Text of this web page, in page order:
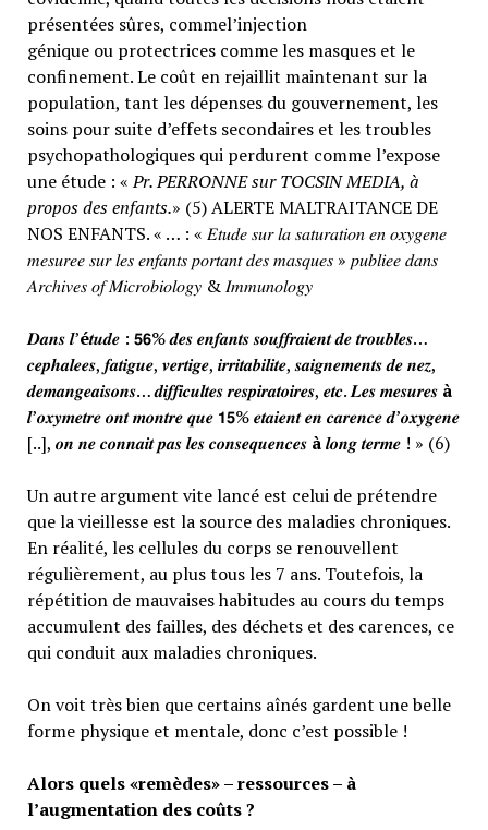
présentées sûres, commel’injection
génique ou protectrices comme les masques et le
confinement. Le coût en rejaillit maintenant sur la
population, tant les dépenses du gouvernement, les
soins pour suite d’effets secondaires et les troubles
psychopathologiques qui perdurent comme l’expose
une étude : «Pr. PERRONNE sur TOCSIN MEDIA, à
propos des enfants.» (5) ALERTE MALTRAITANCE DE
NOS ENFANTS. « … : « 𝐸𝑡𝑢𝑑𝑒 𝑠𝑢𝑟 𝑙𝑎 𝑠𝑎𝑡𝑢𝑟𝑎𝑡𝑖𝑜𝑛 𝑒𝑛 𝑜𝑥𝑦𝑔𝑒𝑛𝑒
𝑚𝑒𝑠𝑢𝑟𝑒𝑒 𝑠𝑢𝑟 𝑙𝑒𝑠 𝑒𝑛𝑓𝑎𝑛𝑡𝑠 𝑝𝑜𝑟𝑡𝑎𝑛𝑡 𝑑𝑒𝑠 𝑚𝑎𝑠𝑞𝑢𝑒𝑠 » 𝑝𝑢𝑏𝑙𝑖𝑒𝑒 𝑑𝑎𝑛𝑠
𝐴𝑟𝑐ℎ𝑖𝑣𝑒𝑠 𝑜𝑓 𝑀𝑖𝑐𝑟𝑜𝑏𝑖𝑜𝑙𝑜𝑔𝑦 & 𝐼𝑚𝑚𝑢𝑛𝑜𝑙𝑜𝑔𝑦
𝑫𝒂𝒏𝒔 𝒍’é𝒕𝒖𝒅𝒆 : 𝟱𝟲% 𝒅𝒆𝒔 𝒆𝒏𝒇𝒂𝒏𝒕𝒔 𝒔𝒐𝒖𝒇𝒇𝒓𝒂𝒊𝒆𝒏𝒕 𝒅𝒆 𝒕𝒓𝒐𝒖𝒃𝒍𝒆𝒔…
𝒄𝒆𝒑𝒉𝒂𝒍𝒆𝒆𝒔, 𝒇𝒂𝒕𝒊𝒈𝒖𝒆, 𝒗𝒆𝒓𝒕𝒊𝒈𝒆, 𝒊𝒓𝒓𝒊𝒕𝒂𝒃𝒊𝒍𝒊𝒕𝒆, 𝒔𝒂𝒊𝒈𝒏𝒆𝒎𝒆𝒏𝒕𝒔 𝒅𝒆 𝒏𝒆𝒛,
𝒅𝒆𝒎𝒂𝒏𝒈𝒆𝒂𝒊𝒔𝒐𝒏𝒔… 𝒅𝒊𝒇𝒇𝒊𝒄𝒖𝒍𝒕𝒆𝒔 𝒓𝒆𝒔𝒑𝒊𝒓𝒂𝒕𝒐𝒊𝒓𝒆𝒔, 𝒆𝒕𝒄. 𝑳𝒆𝒔 𝒎𝒆𝒔𝒖𝒓𝒆𝒔 à
𝒍’𝒐𝒙𝒚𝒎𝒆𝒕𝒓𝒆 𝒐𝒏𝒕 𝒎𝒐𝒏𝒕𝒓𝒆 𝒒𝒖𝒆 𝟭𝟱% 𝒆𝒕𝒂𝒊𝒆𝒏𝒕 𝒆𝒏 𝒄𝒂𝒓𝒆𝒏𝒄𝒆 𝒅’𝒐𝒙𝒚𝒈𝒆𝒏𝒆
[..], 𝒐𝒏 𝒏𝒆 𝒄𝒐𝒏𝒏𝒂𝒊𝒕 𝒑𝒂𝒔 𝒍𝒆𝒔 𝒄𝒐𝒏𝒔𝒆𝒒𝒖𝒆𝒏𝒄𝒆𝒔 à𝒍𝒐𝒏𝒈 𝒕𝒆𝒓𝒎𝒆 ! » (6)
Un autre argument vite lancé est celui de prétendre
que la vieillesse est la source des maladies chroniques.
En réalité, les cellules du corps se renouvellent
régulièrement, au plus tous les 7 ans. Toutefois, la
répétition de mauvaises habitudes au cours du temps
accumulent des failles, des déchets et des carences, ce
qui conduit aux maladies chroniques.
On voit très bien que certains aînés gardent une belle
forme physique et mentale, donc c’est possible !
Alors quels «remèdes» – ressources – à
l’augmentation des coûts ?